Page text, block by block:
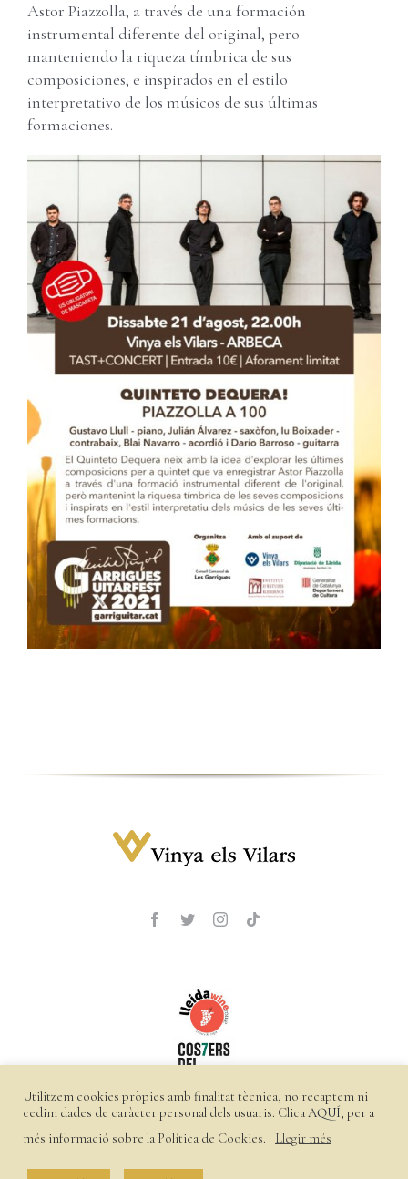
Astor Piazzolla, a través de una formación
instrumental diferente del original, pero
manteniendo la riqueza tímbrica de sus
composiciones, e inspirados en el estilo
interpretativo de los músicos de sus últimas
formaciones.
Utilitzem cookies pròpies amb finalitat tècnica, no recaptem ni
cedim dades de caràcter personal dels usuaris. ClicaAQUÍ, per a
més informació sobre la Política de Cookies.
Llegir més